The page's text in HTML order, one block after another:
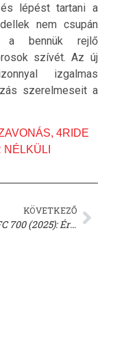
lépést tartani a
nem csupán
a bennük rejlő
szívét. Az új
izgalmas
szerelmeseit a
,4RIDE
NÉLKÜLI
KÖVETKEZŐ
Benda LFC 700 (2025): Értékelés és Vélemények az Új Motorcsodáról